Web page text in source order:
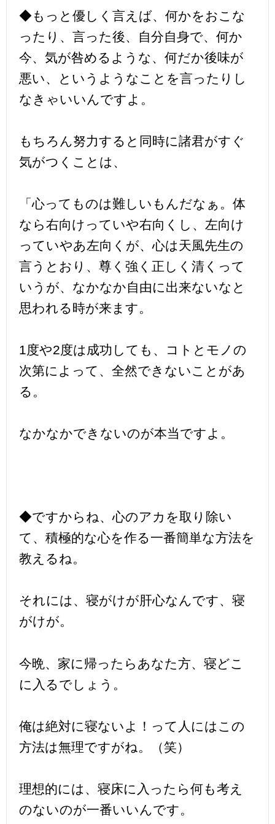
◆もっと優しく言えば、何かをおこな
ったり、言った後、自分自身で、何か
今、気が咎めるような、何だか後味が
悪い、というようなことを言ったりし
なきゃいいんですよ。
もちろん努力すると同時に諸君がすぐ
気がつくことは、
「心ってものは難しいもんだなぁ。体
なら右向けっていや右向くし、左向け
っていやあ左向くが、心は天風先生の
言うとおり、尊く強く正しく清くって
いうが、なかなか自由に出来ないなと
思われる時が来ます。
1度や2度は成功しても、コトとモノの
次第によって、全然できないことがあ
る。
なかなかできないのが本当ですよ。
◆ですからね、心のアカを取り除い
て、積極的な心を作る一番簡単な方法を
教えるね。
それには、寝がけが肝心なんです、寝
がけが。
今晩、家に帰ったらあなた方、寝どこ
に入るでしょう。
俺は絶対に寝ないよ！って人にはこの
方法は無理ですがね。（笑）
理想的には、寝床に入ったら何も考え
のないのが一番いいんです。